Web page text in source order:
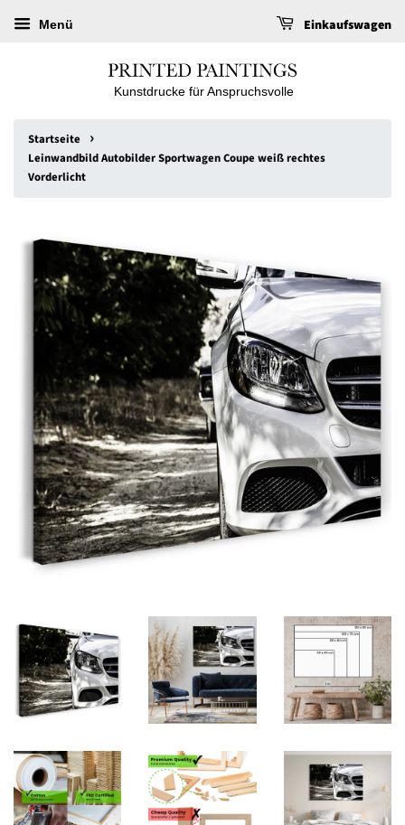
Menü Einkaufswagen
Kunstdrucke für Anspruchsvolle
Startseite ›
Leinwandbild Autobilder Sportwagen Coupe weiß rechtes
Vorderlicht